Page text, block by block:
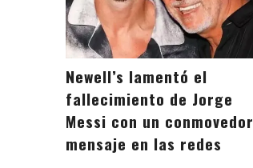
Newell’s lamentó el
fallecimiento de Jorge
Messi con un conmovedor
mensaje en las redes